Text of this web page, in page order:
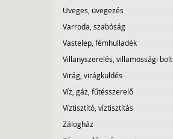
Üveges, üvegezés
Varroda, szabóság
Vastelep, fémhulladék
Villanyszerelés, villamossági bolt
Virág, virágküldés
Víz, gáz, fűtésszerelő
Víztisztító, víztisztítás
Zálogház